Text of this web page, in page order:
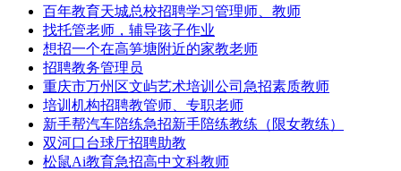
百年教育天城总校招聘学习管理师、教师
找托管老师，辅导孩子作业
想招一个在高笋塘附近的家教老师
招聘教务管理员
重庆市万州区文屿艺术培训公司急招素质教师
培训机构招聘教管师、专职老师
新手帮汽车陪练急招新手陪练教练（限女教练）
双河口台球厅招聘助教
松鼠Ai教育急招高中文科教师